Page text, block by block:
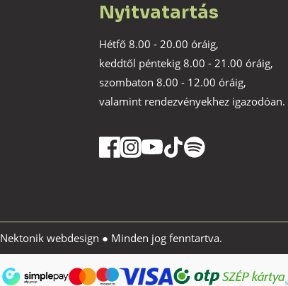
Nyitvatartás
Hétfő 8.00 - 20.00 óráig,
keddtől péntekig 8.00 - 21.00 óráig,
szombaton 8.00 - 12.00 óráig,
valamint rendezvényekhez igazodóan.
Nektonik webdesign ● Minden jog fenntartva.